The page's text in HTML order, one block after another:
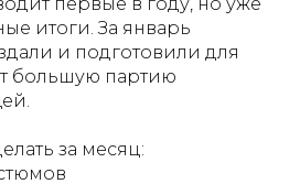
итоги. За январь
и подготовили для
большую партию
за месяц: